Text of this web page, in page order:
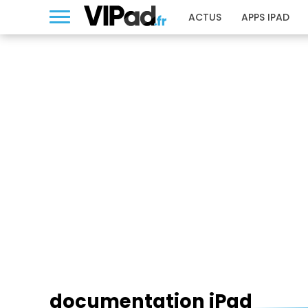
ACTUS APPS IPAD
DOCUMENTATION IPAD
documentation iPad